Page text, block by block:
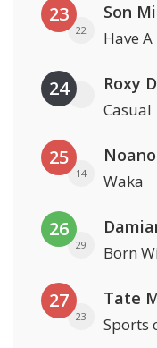
23
22
Son
Have
24 Roxy
Casual
25
14 Waka
26
29 Born
27
23
Tate
Sports